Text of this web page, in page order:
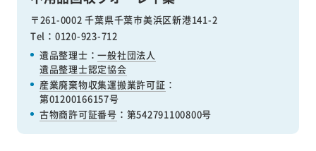
〒261-0002 千葉県千葉市美浜区新港141-2
Tel：0120-923-712
遺品整理士：一般社団法人
遺品整理士認定協会
産業廃棄物収集運搬業許可証 ：
第01200166157号
古物商許可証番号 ：第542791100800号